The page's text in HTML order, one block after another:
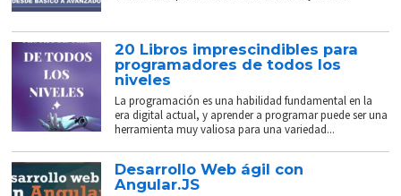
20 Libros imprescindibles para
programadores de todos los
niveles
La programación es una habilidad fundamental en la
era digital actual, y aprender a programar puede ser una
herramienta muy valiosa para una variedad...
Desarrollo Web ágil con
Angular.JS